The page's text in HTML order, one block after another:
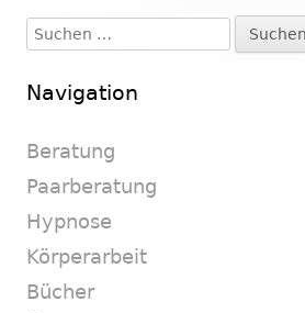
Seitenleiste
Suchen
nach:
Navigation
Beratung
Paarberatung
Hypnose
Körperarbeit
Bücher